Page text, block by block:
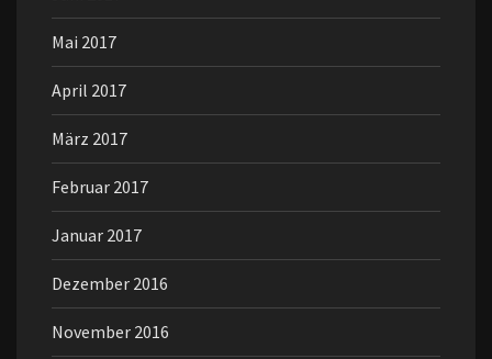
Mai 2017
April 2017
März 2017
Februar 2017
Januar 2017
Dezember 2016
November 2016